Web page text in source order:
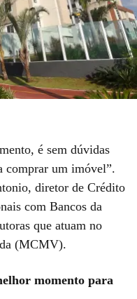
é sem dúvidas
comprar um imóvel”.
diretor de Crédito
com Bancos da
que atuam no
(MCMV).
momento para